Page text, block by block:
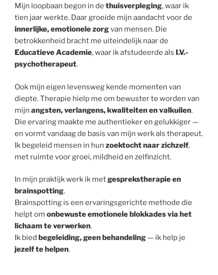
Mijn loopbaan begon in de thuisverpleging, waar ik
tien jaar werkte. Daar groeide mijn aandacht voor de
innerlijke, emotionele zorgvan mensen. Die
betrokkenheid bracht me uiteindelijk naar de
Educatieve Academie, waar ik afstudeerde als I.V.-
psychotherapeut.
Ook mijn eigen levensweg kende momenten van
diepte. Therapie hielp me om bewuster te worden van
mijn angsten, verlangens, kwaliteiten en valkuilen.
Die ervaring maakte me authentieker en gelukkiger —
en vormt vandaag de basis van mijn werk als therapeut.
Ik begeleid mensen in hun zoektocht naar zichzelf,
met ruimte voor groei, mildheid en zelfinzicht.
In mijn praktijk werk ik metgesprekstherapie en
brainspotting.
Brainspotting is een ervaringsgerichte methode die
helpt om onbewuste emotionele blokkades via het
lichaam te verwerken.
Ik bied begeleiding, geen behandeling — ik help je
jezelf te helpen.